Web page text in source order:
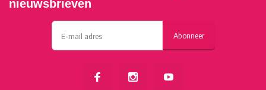
nieuwsbrieven
Abonneer